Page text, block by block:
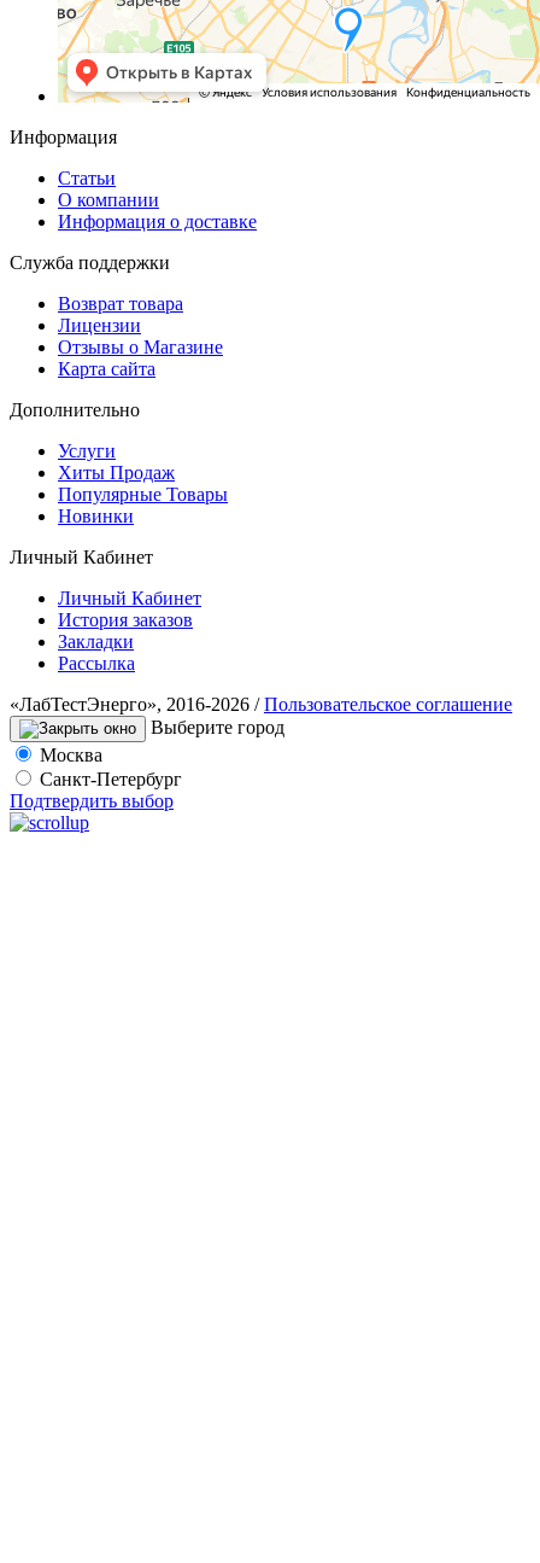
Информация
Статьи
О компании
Информация о доставке
Служба поддержки
Возврат товара
Лицензии
Отзывы о Магазине
Карта сайта
Дополнительно
Услуги
Хиты Продаж
Популярные Товары
Новинки
Личный Кабинет
Личный Кабинет
История заказов
Закладки
Рассылка
«ЛабТестЭнерго», 2016-2026 /Пользовательское соглашение
Выберите город
Москва
Санкт-Петербург
Подтвердить выбор